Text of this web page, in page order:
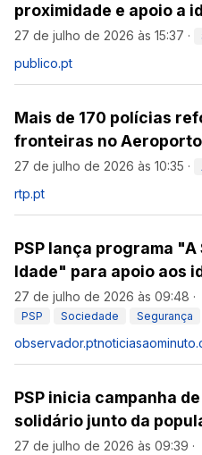
proximidade e apoio a
27 de julho de 2026 às 15:37 ·
publico.pt
Mais de 170 polícias
fronteiras no
27 de julho de 2026 às 10:35 ·
rtp.pt
PSP lança programa
Idade" para apoio aos
27 de julho de 2026 às 09:48 ·
PSP Sociedade Segurança
observador.pt
PSP inicia campanha
solidário junto da
27 de julho de 2026 às 09:39 ·